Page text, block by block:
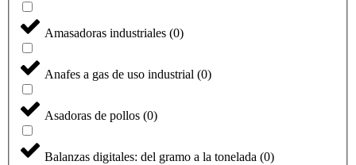
Amasadoras industriales (0)
Anafes a gas de uso industrial (0)
Asadoras de pollos (0)
Balanzas digitales: del gramo a la tonelada (0)